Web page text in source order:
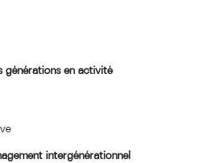
générations en activité
intergénérationnel